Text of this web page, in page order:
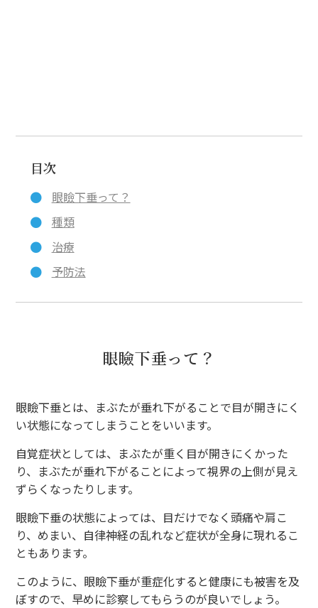
目次
眼瞼下垂って？
種類
治療
予防法
眼瞼下垂って？
眼瞼下垂とは、まぶたが垂れ下がることで目が開きにく
い状態になってしまうことをいいます。
自覚症状としては、まぶたが重く目が開きにくかった
り、まぶたが垂れ下がることによって視界の上側が見え
ずらくなったりします。
眼瞼下垂の状態によっては、目だけでなく頭痛や肩こ
り、めまい、自律神経の乱れなど症状が全身に現れるこ
ともあります。
このように、眼瞼下垂が重症化すると健康にも被害を及
ぼすので、早めに診察してもらうのが良いでしょう。